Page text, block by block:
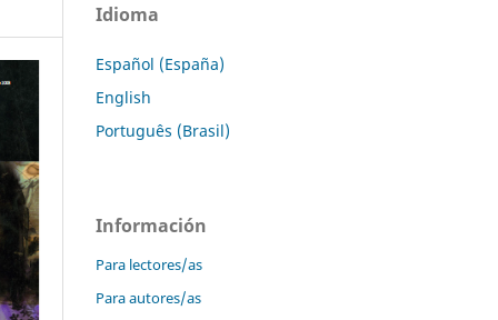
Idioma
Español (España)
English
Português (Brasil)
Información
Para lectores/as
Para autores/as